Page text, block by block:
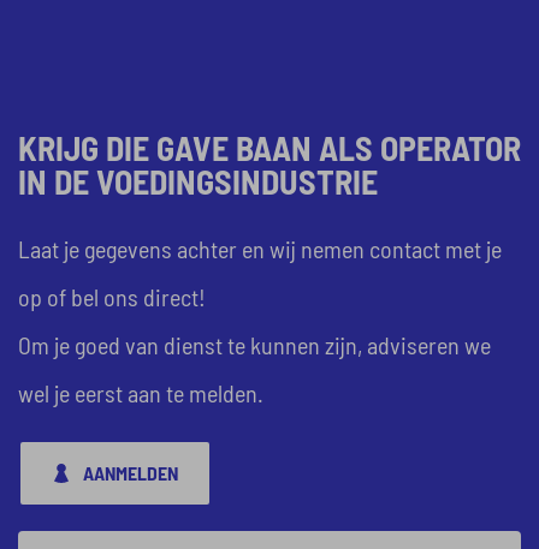
KRIJG DIE GAVE BAAN ALS OPERATOR
IN DE VOEDINGSINDUSTRIE
Laat je gegevens achter en wij nemen contact met je
op of bel ons direct!
Om je goed van dienst te kunnen zijn, adviseren we
wel je eerst aan te melden.
AANMELDEN